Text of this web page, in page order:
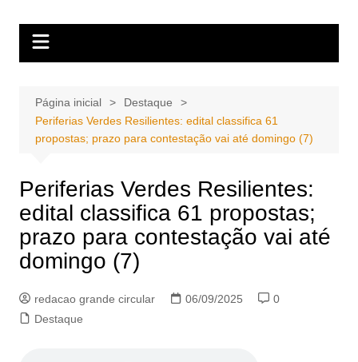
Portal Grande Circular
Página inicial
Destaque
Periferias Verdes Resilientes: edital classifica 61
propostas; prazo para contestação vai até domingo (7)
Periferias Verdes Resilientes:
edital classifica 61 propostas;
prazo para contestação vai até
domingo (7)
redacao grande circular 06/09/2025
0
Destaque